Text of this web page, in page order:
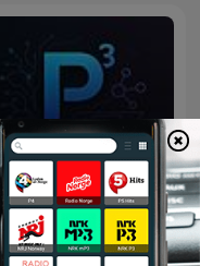
Precision Pathology
Podcast (P³)